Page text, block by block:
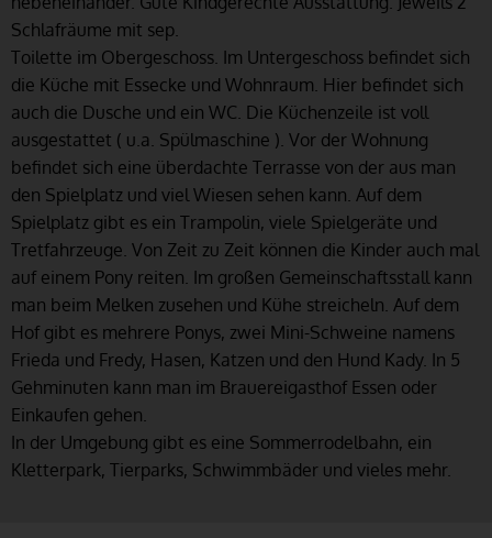
Schlafräume mit sep.
Toilette im Obergeschoss. Im Untergeschoss befindet sich
die Küche mit Essecke und Wohnraum. Hier befindet sich
auch die Dusche und ein WC. Die Küchenzeile ist voll
ausgestattet ( u.a. Spülmaschine ). Vor der Wohnung
befindet sich eine überdachte Terrasse von der aus man
den Spielplatz und viel Wiesen sehen kann. Auf dem
Spielplatz gibt es ein Trampolin, viele Spielgeräte und
Tretfahrzeuge. Von Zeit zu Zeit können die Kinder auch mal
auf einem Pony reiten. Im großen Gemeinschaftsstall kann
man beim Melken zusehen und Kühe streicheln. Auf dem
Hof gibt es mehrere Ponys, zwei Mini-Schweine namens
Frieda und Fredy, Hasen, Katzen und den Hund Kady. In 5
Gehminuten kann man im Brauereigasthof Essen oder
Einkaufen gehen.
In der Umgebung gibt es eine Sommerrodelbahn, ein
Kletterpark, Tierparks, Schwimmbäder und vieles mehr.